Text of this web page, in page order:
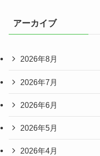
アーカイブ
2026年8月
2026年7月
2026年6月
2026年5月
2026年4月